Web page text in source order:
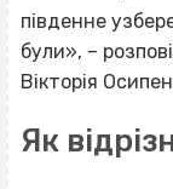
південне
були», –
Вікторія
Як